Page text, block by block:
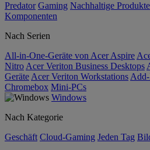
Predator Gaming Nachhaltige Produkte
Komponenten
Nach Serien
All-in-One-Geräte von Acer Aspire
Nitro Acer Veriton Business Desktops
Geräte Acer Veriton Workstations
Chromebox Mini-PCs
Windows
Nach Kategorie
Geschäft Cloud-Gaming Jeden Tag